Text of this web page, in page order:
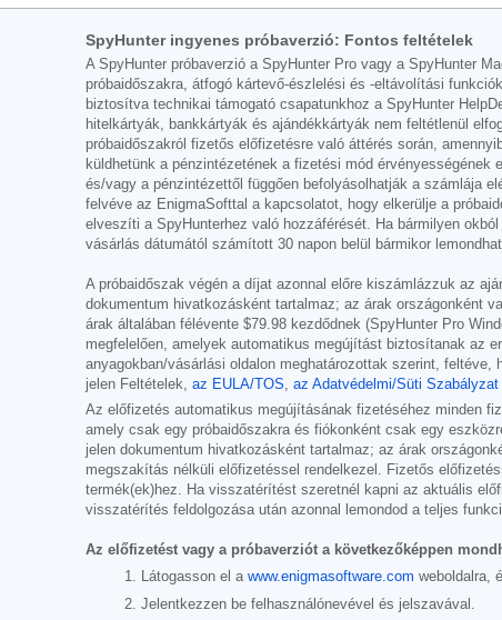
SpyHunter ingyenes próbaverzió: Fontos feltételek
A SpyHunter próbaverzió a SpyHunter Pro vagy a SpyHunter
próbaidőszakra, átfogó kártevő-észlelési és -eltávolítási
biztosítva technikai támogató csapatunkhoz a SpyHunter
hitelkártyák, bankkártyák és ajándékkártyák nem feltétlenül
próbaidőszakról fizetős előfizetésre való áttérés során,
küldhetünk a pénzintézetének a fizetési mód
és/vagy a pénzintézettől függően befolyásolhatják a számlája
felvéve az EnigmaSofttal a kapcsolatot, hogy elkerülje a
elveszíti a SpyHunterhez való hozzáférését. Ha bármilyen
vásárlás dátumától számított 30 napon belül bármikor
A próbaidőszak végén a díjat azonnal előre kiszámlázzuk az
dokumentum hivatkozásként tartalmaz; az árak országonként
árak általában félévente $79.98 kezdődnek (SpyHunter Pro
megfelelően, amelyek automatikus megújítást biztosítanak az
anyagokban/vásárlási oldalon meghatározottak szerint,
jelen Feltételek, az EULA/TOS, az Adatvédelmi/Süti Szabályzat
Az előfizetés automatikus megújításának fizetéséhez minden
amely csak egy próbaidőszakra és fiókonként csak egy
jelen dokumentum hivatkozásként tartalmaz; az árak
megszakítás nélküli előfizetéssel rendelkezel. Fizetős
termék(ek)hez. Ha visszatérítést szeretnél kapni az aktuális
visszatérítés feldolgozása után azonnal lemondod a teljes
Az előfizetést vagy a próbaverziót a következőképpen
Látogasson el a www.enigmasoftware.com weboldalra,
Jelentkezzen be felhasználónevével és jelszavával.